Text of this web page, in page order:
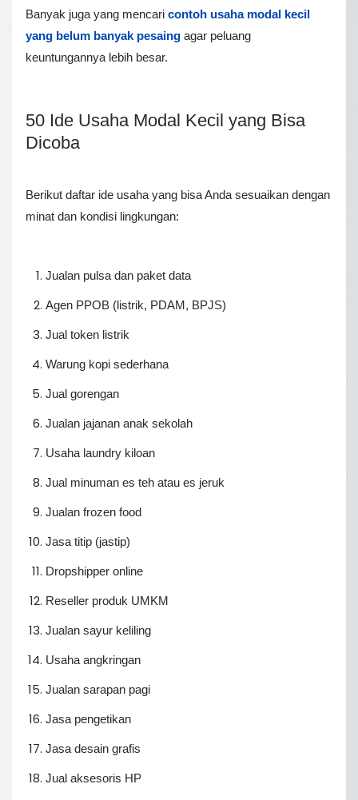
Banyak juga yang mencari contoh usaha modal kecil
yang belum banyak pesaing agar peluang
keuntungannya lebih besar.
50 Ide Usaha Modal Kecil yang Bisa
Dicoba
Berikut daftar ide usaha yang bisa Anda sesuaikan dengan
minat dan kondisi lingkungan:
Jualan pulsa dan paket data
Agen PPOB (listrik, PDAM, BPJS)
Jual token listrik
Warung kopi sederhana
Jual gorengan
Jualan jajanan anak sekolah
Usaha laundry kiloan
Jual minuman es teh atau es jeruk
Jualan frozen food
Jasa titip (jastip)
Dropshipper online
Reseller produk UMKM
Jualan sayur keliling
Usaha angkringan
Jualan sarapan pagi
Jasa pengetikan
Jasa desain grafis
Jual aksesoris HP